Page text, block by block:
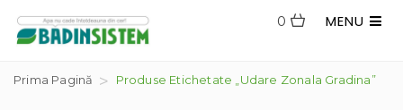
MENU
0
Prima Pagină Produse Etichetate „udare Zonala Gradina”